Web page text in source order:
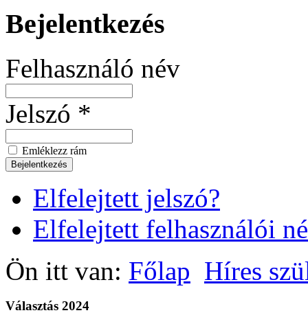
Bejelentkezés
Felhasználó név
Jelszó *
Emléklezz rám
Elfelejtett jelszó?
Elfelejtett felhasználói
Ön itt van: Főlap Híres
Választás 2024